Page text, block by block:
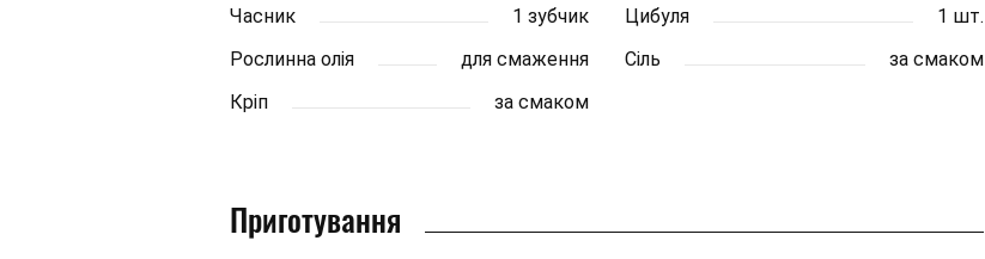
Часник
1 зубчик Цибуля
1 шт.
Рослинна олія
для смаження Сіль
за смаком
Кріп
за смаком
Приготування